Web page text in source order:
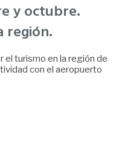
y octubre.
región.
el turismo en la región de
con el aeropuerto